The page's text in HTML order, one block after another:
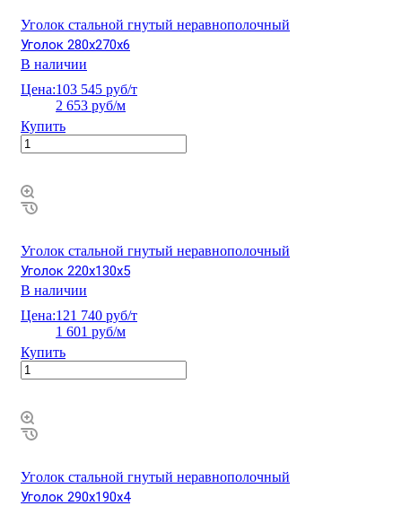
Уголок стальной гнутый неравнополочный
Уголок 280х270х6
В наличии
Цена:103 545 руб/т
2 653 руб/м
Купить
Уголок стальной гнутый неравнополочный
Уголок 220х130х5
В наличии
Цена:121 740 руб/т
1 601 руб/м
Купить
Уголок стальной гнутый неравнополочный
Уголок 290х190х4